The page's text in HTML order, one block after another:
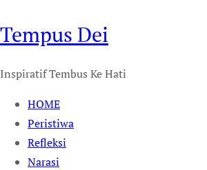
Tempus Dei
Inspiratif Tembus Ke Hati
HOME
Peristiwa
Refleksi
Narasi